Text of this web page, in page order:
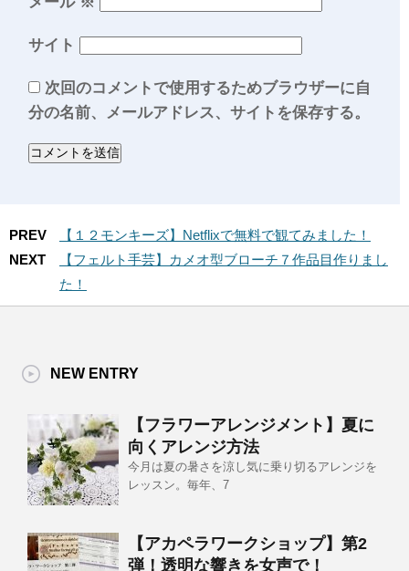
サイト
次回のコメントで使用するためブラウザーに自
分の名前、メールアドレス、サイトを保存する。
PREV
【１２モンキーズ】Netflixで無料で観てみました！
NEXT
【フェルト手芸】カメオ型ブローチ７作品目作りまし
た！
NEW ENTRY
【フラワーアレンジメント】夏に
向くアレンジ方法
今月は夏の暑さを涼し気に乗り切るアレンジを
レッスン。毎年、7
【アカペラワークショップ】第2
弾！透明な響きを女声で！